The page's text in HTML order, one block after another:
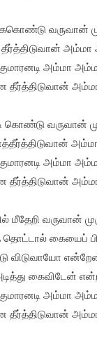
வருவான்
அம்மா
அம்மா
கொண்டு வருவான்
அம்மா
வருவான்
கையைப்
விடுவாயோ
கைவிடேன்
அம்மா